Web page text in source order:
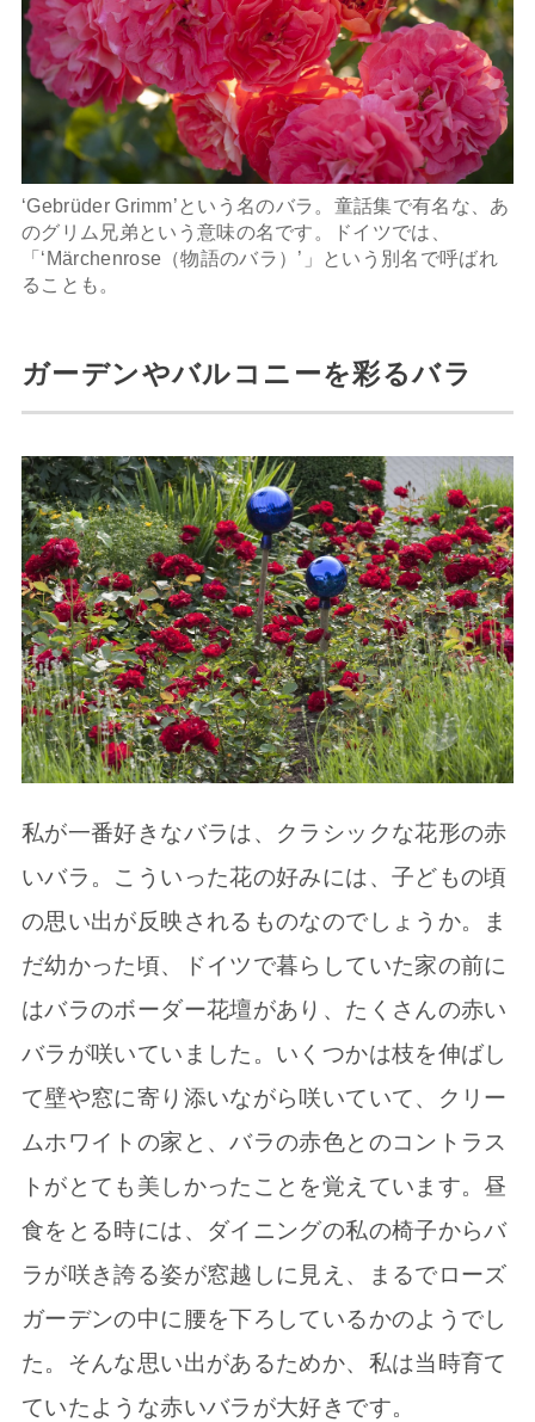
‘Gebrüder Grimm’という名のバラ。童話集で有名な、あ
のグリム兄弟という意味の名です。ドイツでは、
「‘Märchenrose（物語のバラ）’」という別名で呼ばれ
ることも。
ガーデンやバルコニーを彩るバラ
私が一番好きなバラは、クラシックな花形の赤
いバラ。こういった花の好みには、子どもの頃
の思い出が反映されるものなのでしょうか。ま
だ幼かった頃、ドイツで暮らしていた家の前に
はバラのボーダー花壇があり、たくさんの赤い
バラが咲いていました。いくつかは枝を伸ばし
て壁や窓に寄り添いながら咲いていて、クリー
ムホワイトの家と、バラの赤色とのコントラス
トがとても美しかったことを覚えています。昼
食をとる時には、ダイニングの私の椅子からバ
ラが咲き誇る姿が窓越しに見え、まるでローズ
ガーデンの中に腰を下ろしているかのようでし
た。そんな思い出があるためか、私は当時育て
ていたような赤いバラが大好きです。